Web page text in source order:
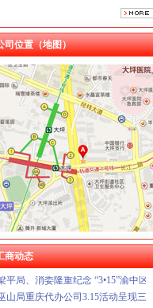
庆伟尚科技发展有限公司 渝高100
庆泰盛贷款咨询有限公司 渝高 （工
庆欧氏科技发展有限公司 渝九50万
庆金品科技有限公司 渝南100万 （
重庆盛旗投资咨询有限公司 渝中10万
庆凯誉网络通信技术工程有限公司
海兆妩贸易有限公司重庆时代广场
州思锐贸易有限公司重庆分公司 渝
庆百谷农业开发有限公司 渝中650
司位置（地图）
商动态
商动态
潼南局双江所通过市重庆代办营业执
洋书记对《市重庆代办公司工商局
北省工商局刘贤木局长率队到市渝
九龙坡局重庆代办公司加高危行业监管
岸局重庆代办公司推出科所联动五
平局推行 “三卡”重庆代办公司服务
组织人事处学习贯彻《干部教育培训
州局“三抓两化”渝中区工商代办加
县局采取十项措施背水一战抓“三
龙坡局“五结合”重庆代办营业执照
平局、消委隆重纪念 “3•15”渝中区
山局重庆代办公司3.15活动呈现三大
龙坡石坪桥工商所建立“四个一”重